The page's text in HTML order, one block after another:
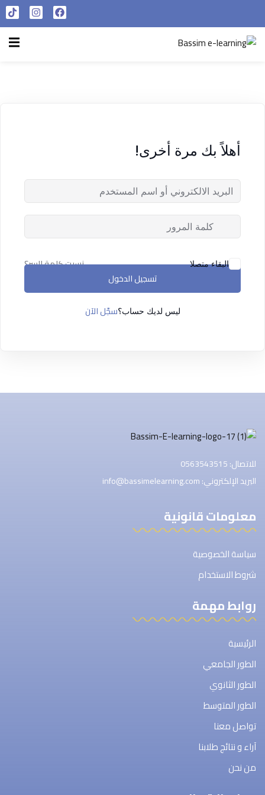
من نحن
أهلاً بك مرة أخرى!
البقاء متصلا
نسيت كلمة السر؟
تسجيل الدخول
ليس لديك حساب؟سجّل الآن
للاتصال: 0563543515
البريد الإلكتروني: info@bassimelearning.com
معلومات قانونية
سياسة الخصوصية
شروط الاستخدام
روابط مهمة
الرئيسية
الطور الجامعي
الطور الثانوي
الطور المتوسط
تواصل معنا
آراء و نتائج طلابنا
من نحن
تسجيل الدخول التسجيل الآن
تذكر لي فقدت كلمة المرور الخاصة بك ؟
التسجيل الآن
ليس لديك حساب ؟تسجيل الدخول